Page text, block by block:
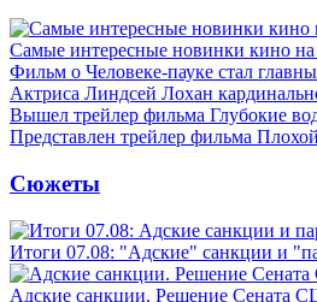
Самые интересные новинки кино на
Фильм о Человеке-пауке стал
Актриса Линдсей Лохан
Вышел трейлер фильма Глубокие
Представлен трейлер фильма
Сюжеты
Итоги 07.08: "Адские" санкции и
Адские санкции. Решение Сената